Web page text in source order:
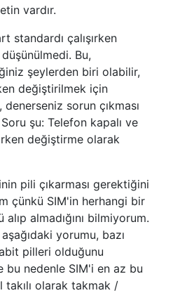
vardır.
standardı çalışırken
Bu,
şeylerden biri olabilir,
değiştirilmek için
denerseniz sorun çıkması
şu: Telefon kapalı ve
değiştirme olarak
pili çıkarması gerektiğini
çünkü SIM'in herhangi bir
almadığını bilmiyorum.
yorumu, bazı
pilleri olduğunu
bu nedenle SIM'i en az bu
olarak takmak /